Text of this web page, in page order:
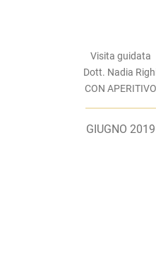
Visita guidata
Dott. Nadia
CON APERITIVO
GIUGNO 2019